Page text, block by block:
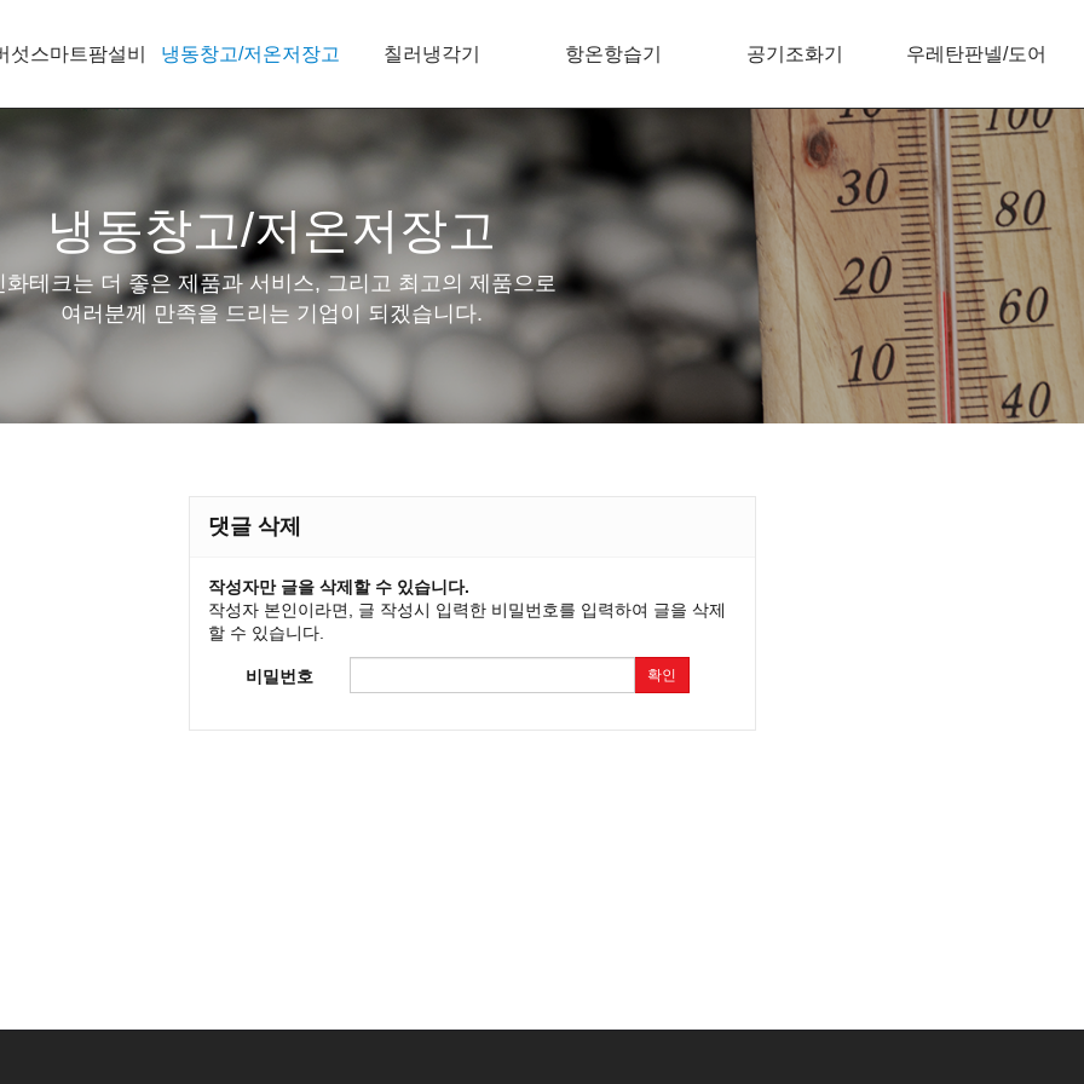
섯스마트팜설비 냉동창고/저온저장고 칠러냉각기 항온항습기 공기조화기 우레탄판넬/도어
냉동창고/저온저장고
화테크는 더 좋은 제품과 서비스, 그리고 최고의 제품으로
여러분께 만족을 드리는 기업이 되겠습니다.
댓글 삭제
작성자만 글을 삭제할 수 있습니다.
작성자 본인이라면, 글 작성시 입력한 비밀번호를 입력하여 글을 삭제
할 수 있습니다.
비밀번호 확인